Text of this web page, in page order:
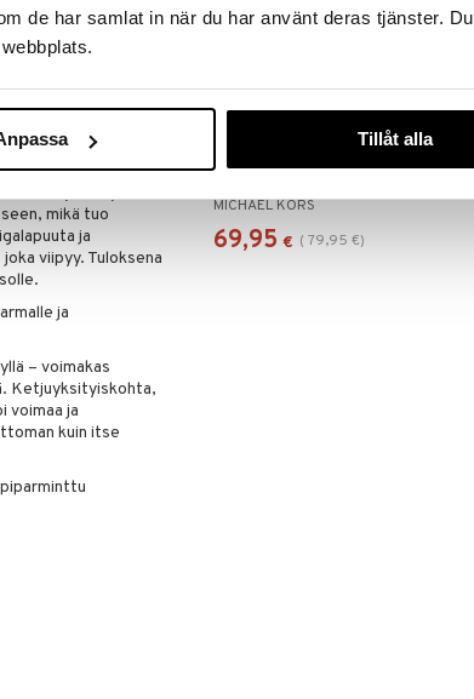
de har samlat in när du har använt deras tjänster. Du
Tillåt alla
modernin
vivahteilla, joita
mikä tuo
ja
viipyy. Tuloksena
ja
– voimakas
Ketjuyksityiskohta,
voimaa ja
kuin itse
Michael Kors Pour
MICHAEL KORS
69,95 € ( 79,95 €)